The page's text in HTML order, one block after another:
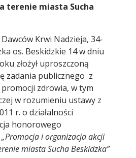
terenie miasta Sucha
Krwi Nadzieja, 34-
os. Beskidzkie 14 w dniu
złożył uproszczoną
zadania publicznego z
zdrowia, w tym
w rozumieniu ustawy z
r. o działalności
honorowego
„Promocja i organizacja akcji
miasta Sucha Beskidzka”